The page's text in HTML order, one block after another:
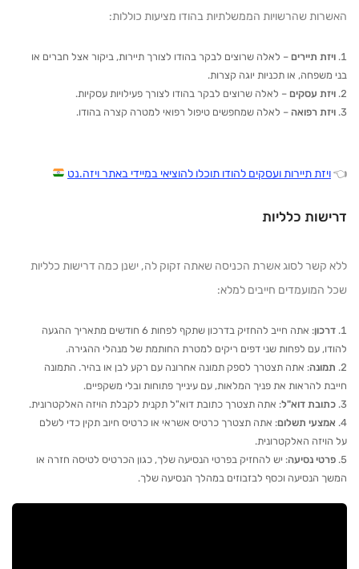
האשרות שהרשויות הממשלתיות בהודו מציעות כוללות:
ויזת תיירים – לאלה שרוצים לבקר בהודו לצורך תיירות, ביקור אצל חברים או
בני משפחה, או תכניות יוגה קצרות.
ויזת עסקים – לאלה שרוצים לבקר בהודו לצורך פעילויות עסקיות.
ויזת רפואה – לאלה שמחפשים טיפול רפואי למטרה קצרה בהודו.
👈ויזת תיירות ועסקים להודו תוכלו להוציאי במיידי באתר ויזה.נט
דרישות כלליות
ללא קשר לסוג אשרת הכניסה שאתה זקוק לה, ישנן כמה דרישות כלליות
שכל המועמדים חייבים למלא:
דרכון
: אתה חייב להחזיק בדרכון שתקף לפחות 6 חודשים מתאריך ההגעה
להודו, עם לפחות שני דפים ריקים למטרת החותמת של מנהלי ההגירה.
תמונה: אתה תצטרך לספק תמונה אחרונה עם רקע לבן או בהיר. התמונה
חייבת להראות את פניך המלאות, עם עינייך פתוחות ובלי משקפיים.
כתובת דוא"ל: אתה תצטרך כתובת דוא"ל תקנית לקבלת הויזה האלקטרונית.
אמצעי תשלום: אתה תצטרך כרטיס אשראי או כרטיס חיוב תקין כדי לשלם
על הויזה האלקטרונית.
פרטי נסיעה: יש להחזיק בפרטי הנסיעה שלך, כגון הכרטיס לטיסה חזרה או
המשך הנסיעה וכסף לבזבוזים במהלך הנסיעה שלך.